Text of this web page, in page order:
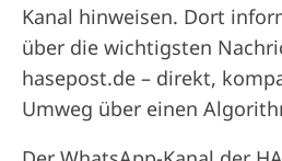
Kanal hinweisen. Dort
über die wichtigsten
hasepost.de – direkt,
Umweg über einen